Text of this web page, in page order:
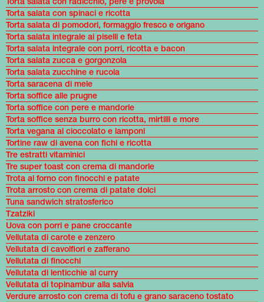
Torta salata con spinaci e ricotta
Torta salata di pomodori, formaggio fresco e origano
Torta salata integrale ai piselli e feta
Torta salata integrale con porri, ricotta e bacon
Torta salata zucca e gorgonzola
Torta salata zucchine e rucola
Torta saracena di mele
Torta soffice alle prugne
Torta soffice con pere e mandorle
Torta soffice senza burro con ricotta, mirtilli e more
Torta vegana al cioccolato e lamponi
Tortine raw di avena con fichi e ricotta
Tre estratti vitaminici
Tre super toast con crema di mandorle
Trota al forno con finocchi e patate
Trota arrosto con crema di patate dolci
Tuna sandwich stratosferico
Tzatziki
Uova con porri e pane croccante
Vellutata di carote e zenzero
Vellutata di cavolfiori e zafferano
Vellutata di finocchi
Vellutata di lenticchie al curry
Vellutata di topinambur alla salvia
Verdure arrosto con crema di tofu e grano saraceno tostato